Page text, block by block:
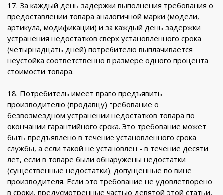
17. За каждый день задержки выполнения требования о
предоставлении товара аналогичной марки (модели,
артикула, модификации) и за каждый день задержки
устранения недостатков сверх установленного срока
(четырнадцать дней) потребителю выплачивается
неустойка соответственно в размере одного процента
стоимости товара.
18. Потребитель имеет право предъявить
производителю (продавцу) требование о
безвозмездном устранении недостатков товара по
окончании гарантийного срока. Это требование может
быть предъявлено в течение установленного срока
службы, а если такой не установлен - в течение десяти
лет, если в товаре были обнаружены недостатки
(существенные недостатки), допущенные по вине
производителя. Если это требование не удовлетворено
в сроки, предусмотренные частью девятой этой статьи,